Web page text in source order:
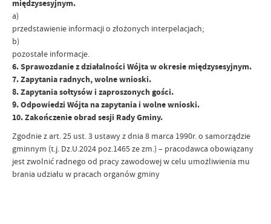
międzysesyjnym.
a)
przedstawienie informacji o złożonych interpelacjach;
b)
pozostałe informacje.
6. Sprawozdanie z działalności Wójta w okresie międzysesyjnym.
7. Zapytania radnych, wolne wnioski.
8. Zapytania sołtysów i zaproszonych gości.
9. Odpowiedzi Wójta na zapytania i wolne wnioski.
10. Zakończenie obrad sesji Rady Gminy.
Zgodnie z art. 25 ust. 3 ustawy z dnia 8 marca 1990r. o samorządzie
gminnym (t.j. Dz.U.2024 poz.1465 ze zm.) – pracodawca obowiązany
jest zwolnić radnego od pracy zawodowej w celu umożliwienia mu
brania udziału w pracach organów gminy